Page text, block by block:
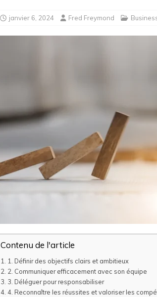
janvier 6, 2024 Fred Freymond
Contenu de l'article
1. Définir des objectifs clairs et ambitieux
2. Communiquer efficacement avec son équipe
3. Déléguer pour responsabiliser
4. Reconnaître les réussites et valoriser les